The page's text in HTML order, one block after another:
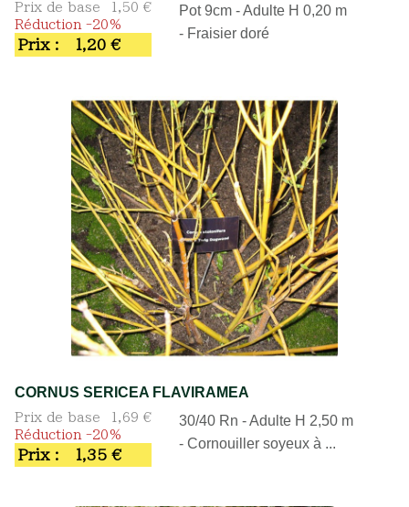
Prix de base
1,50 €
Réduction -20%
Prix : 1,20 €
Pot 9cm - Adulte H 0,20 m
- Fraisier doré
CORNUS SERICEA FLAVIRAMEA
Prix de base
1,69 €
Réduction -20%
Prix : 1,35 €
30/40 Rn - Adulte H 2,50 m
- Cornouiller soyeux à ...